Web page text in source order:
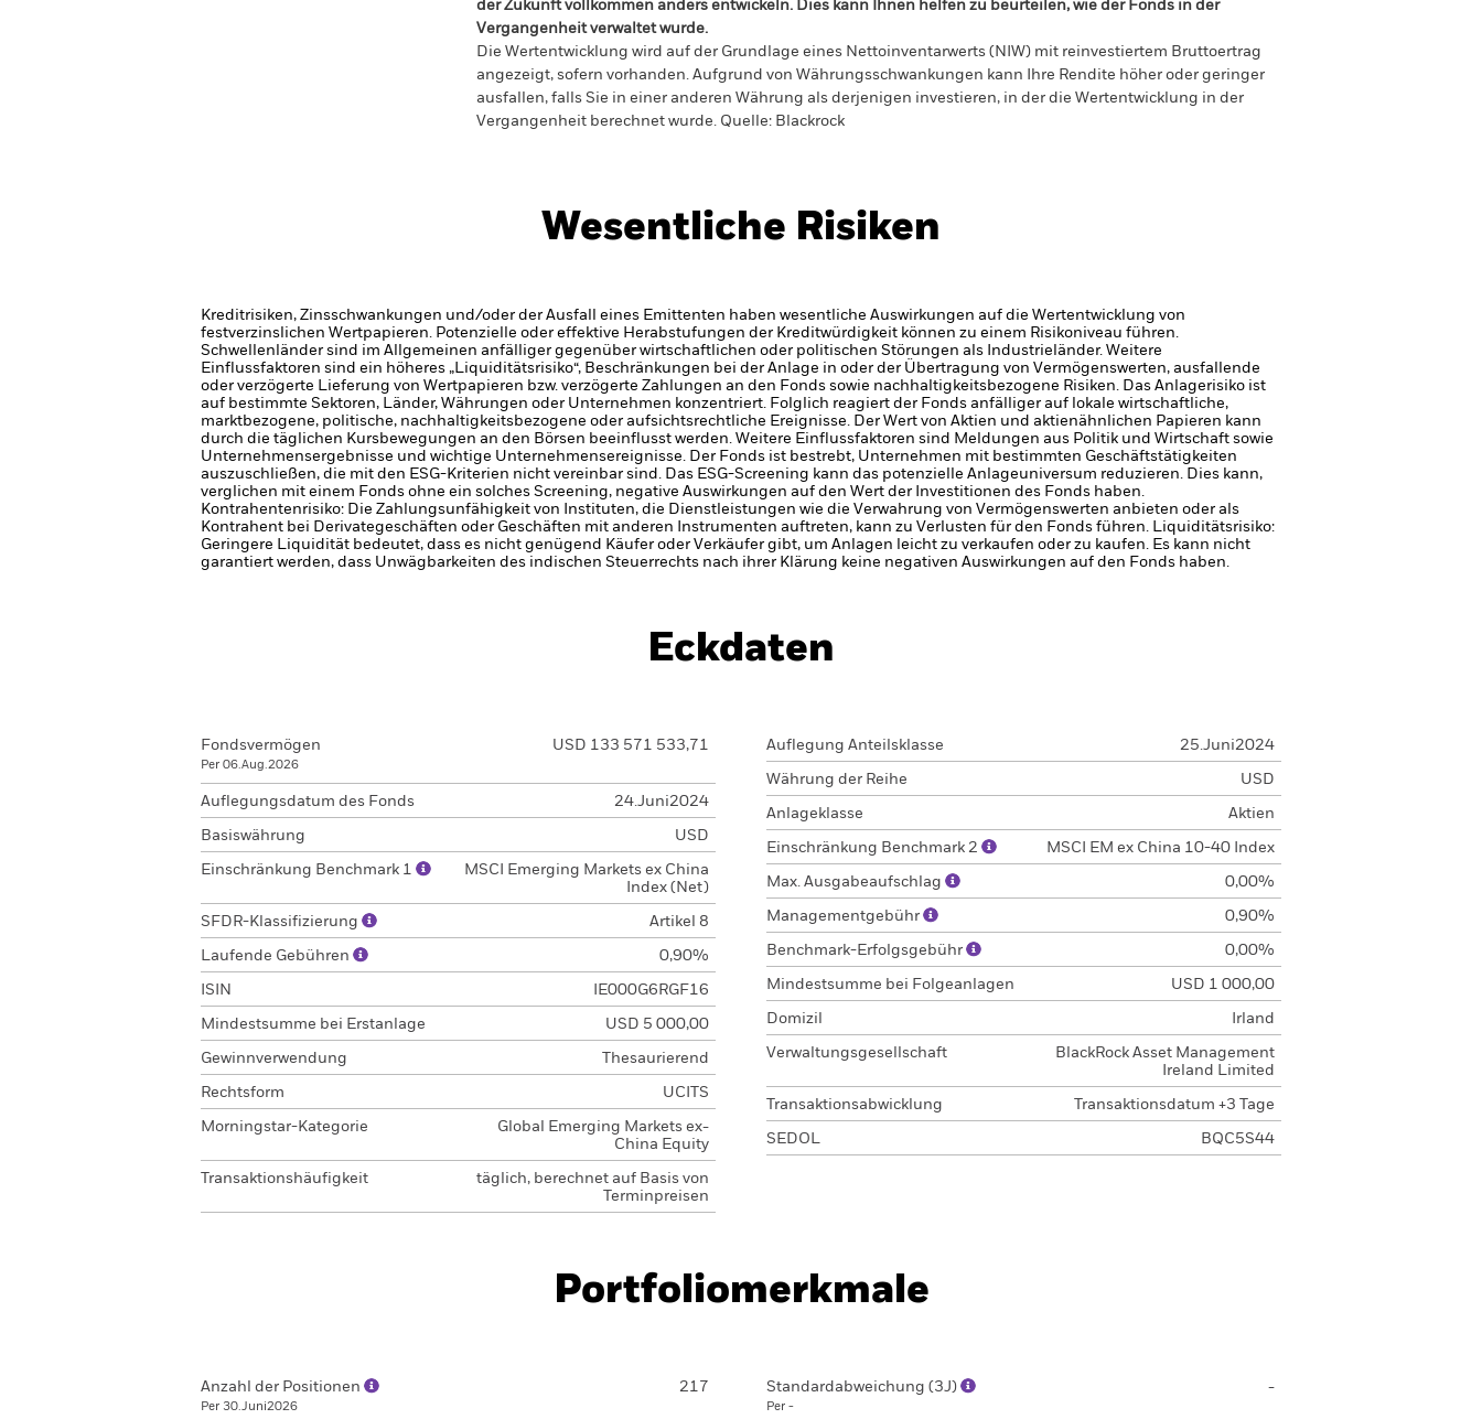
der Zukunft vollkommen anders entwickeln. Dies kann Ihnen helfen zu beurteilen, wie der Fonds in der
Vergangenheit verwaltet wurde.
Die Wertentwicklung wird auf der Grundlage eines Nettoinventarwerts (NIW) mit reinvestiertem Bruttoertrag
angezeigt, sofern vorhanden. Aufgrund von Währungsschwankungen kann Ihre Rendite höher oder geringer
ausfallen, falls Sie in einer anderen Währung als derjenigen investieren, in der die Wertentwicklung in der
Vergangenheit berechnet wurde. Quelle: Blackrock
Wesentliche Risiken
Kreditrisiken, Zinsschwankungen und/oder der Ausfall eines Emittenten haben wesentliche Auswirkungen auf die Wertentwicklung von
festverzinslichen Wertpapieren. Potenzielle oder effektive Herabstufungen der Kreditwürdigkeit können zu einem Risikoniveau führen.
Schwellenländer sind im Allgemeinen anfälliger gegenüber wirtschaftlichen oder politischen Störungen als Industrieländer. Weitere
Einflussfaktoren sind ein höheres „Liquiditätsrisiko“, Beschränkungen bei der Anlage in oder der Übertragung von Vermögenswerten, ausfallende
oder verzögerte Lieferung von Wertpapieren bzw. verzögerte Zahlungen an den Fonds sowie nachhaltigkeitsbezogene Risiken. Das Anlagerisiko ist
auf bestimmte Sektoren, Länder, Währungen oder Unternehmen konzentriert. Folglich reagiert der Fonds anfälliger auf lokale wirtschaftliche,
marktbezogene, politische, nachhaltigkeitsbezogene oder aufsichtsrechtliche Ereignisse. Der Wert von Aktien und aktienähnlichen Papieren kann
durch die täglichen Kursbewegungen an den Börsen beeinflusst werden. Weitere Einflussfaktoren sind Meldungen aus Politik und Wirtschaft sowie
Unternehmensergebnisse und wichtige Unternehmensereignisse. Der Fonds ist bestrebt, Unternehmen mit bestimmten Geschäftstätigkeiten
auszuschließen, die mit den ESG-Kriterien nicht vereinbar sind. Das ESG-Screening kann das potenzielle Anlageuniversum reduzieren. Dies kann,
verglichen mit einem Fonds ohne ein solches Screening, negative Auswirkungen auf den Wert der Investitionen des Fonds haben.
Kontrahentenrisiko: Die Zahlungsunfähigkeit von Instituten, die Dienstleistungen wie die Verwahrung von Vermögenswerten anbieten oder als
Kontrahent bei Derivategeschäften oder Geschäften mit anderen Instrumenten auftreten, kann zu Verlusten für den Fonds führen. Liquiditätsrisiko:
Geringere Liquidität bedeutet, dass es nicht genügend Käufer oder Verkäufer gibt, um Anlagen leicht zu verkaufen oder zu kaufen. Es kann nicht
garantiert werden, dass Unwägbarkeiten des indischen Steuerrechts nach ihrer Klärung keine negativen Auswirkungen auf den Fonds haben.
Eckdaten
Fondsvermögen
Per 06.Aug.2026
USD 133 571 533,71
Auflegungsdatum des Fonds 24.Juni2024
Basiswährung USD
Einschränkung Benchmark 1
MSCI Emerging Markets ex China
Index (Net)
SFDR-Klassifizierung Artikel 8
Laufende Gebühren 0,90%
ISIN IE000G6RGF16
Mindestsumme bei Erstanlage USD 5 000,00
Gewinnverwendung Thesaurierend
Rechtsform UCITS
Morningstar-Kategorie
Global Emerging Markets ex-
China Equity
Transaktionshäufigkeit
täglich, berechnet auf Basis von
Terminpreisen
Auflegung Anteilsklasse 25.Juni2024
Währung der Reihe USD
Anlageklasse Aktien
Einschränkung Benchmark 2 MSCI EM ex China 10-40 Index
Max. Ausgabeaufschlag 0,00%
Managementgebühr 0,90%
Benchmark-Erfolgsgebühr 0,00%
Mindestsumme bei Folgeanlagen USD 1 000,00
Domizil Irland
Verwaltungsgesellschaft
BlackRock Asset Management
Ireland Limited
Transaktionsabwicklung Transaktionsdatum +3 Tage
SEDOL BQC5S44
Portfoliomerkmale
Anzahl der Positionen
Per 30.Juni2026
217 Standardabweichung (3J)
Per -
-